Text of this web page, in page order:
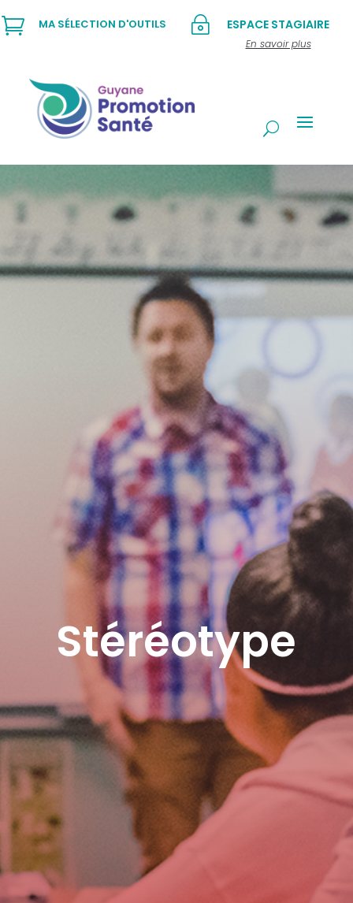
~ ESPACE STAGIAIRE
En savoir plus
 MA SÉLECTION D'OUTILS
Stéréotype